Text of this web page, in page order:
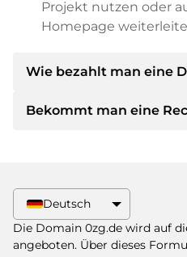
Projekt nutzen oder
Homepage
Wie bezahlt man eine
Nach einer Einigung
Zahlungsmethoden
Bitte geben Sie bei der
den Domainnamen und
Bekommt man eine
größeren Kaufpreisen
Wunsch auch einen
Deutsch
Die Domain 0zg.de wird auf
angeboten. Über dieses